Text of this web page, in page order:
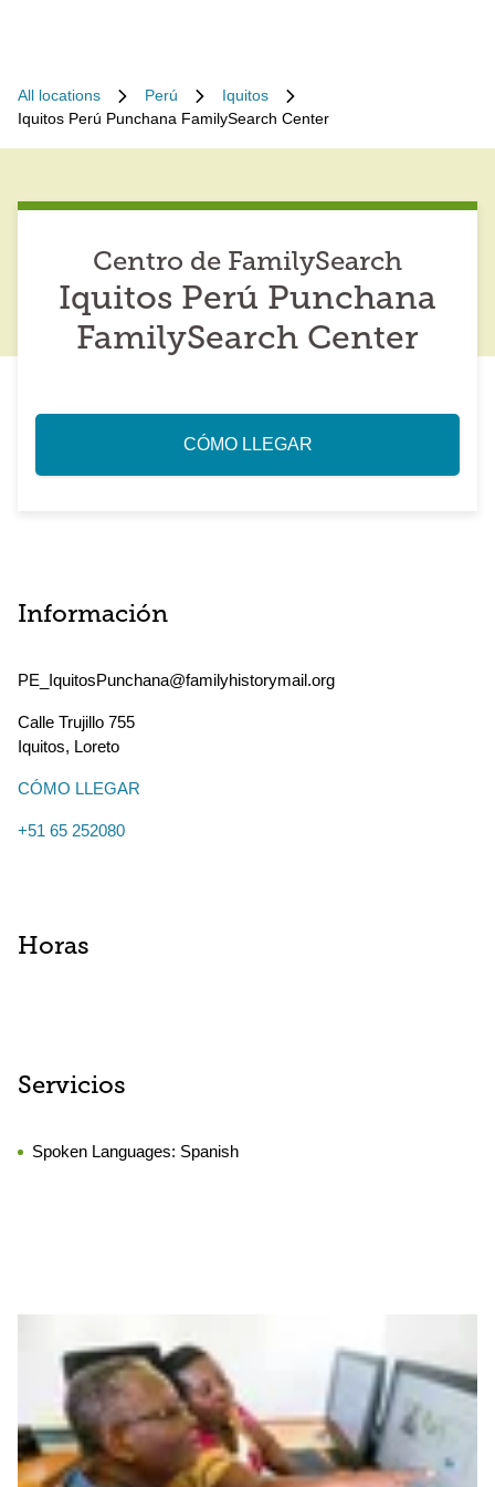
All locations Perú
Iquitos
Iquitos Perú Punchana FamilySearch Center
Centro de FamilySearch
Iquitos Perú Punchana
FamilySearch Center
CÓMO LLEGAR
Información
PE_IquitosPunchana@familyhistorymail.org
Calle Trujillo 755
Iquitos, Loreto
CÓMO LLEGAR
+51 65 252080
Horas
Servicios
Spoken Languages: Spanish